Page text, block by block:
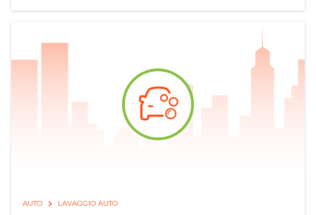
AUTO LAVAGGIO AUTO